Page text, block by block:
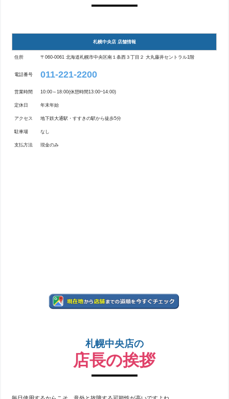
札幌中央店 店舗情報
住所 〒060-0061 北海道札幌市中央区南１条西３丁目２ 大丸藤井セントラル1階
電話番号 011-221-2200
営業時間 10:00～18:00(休憩時間13:00~14:00)
定休日 年末年始
アクセス 地下鉄大通駅・すすきの駅から徒歩5分
駐車場 なし
支払方法 現金のみ
札幌中央店の
店長の挨拶